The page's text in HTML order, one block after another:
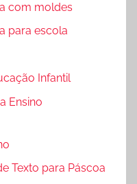
com moldes
para escola
Infantil
Ensino
Texto para Páscoa